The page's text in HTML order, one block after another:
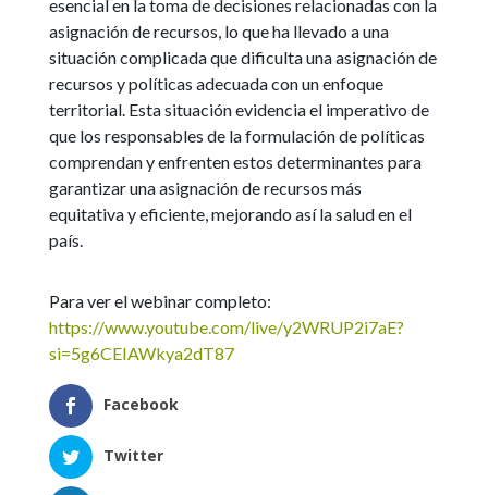
esencial en la toma de decisiones relacionadas con la
asignación de recursos, lo que ha llevado a una
situación complicada que dificulta una asignación de
recursos y políticas adecuada con un enfoque
territorial. Esta situación evidencia el imperativo de
que los responsables de la formulación de políticas
comprendan y enfrenten estos determinantes para
garantizar una asignación de recursos más
equitativa y eficiente, mejorando así la salud en el
país.
Para ver el webinar completo:
https://www.youtube.com/live/y2WRUP2i7aE?
si=5g6CEIAWkya2dT87
Facebook
Twitter